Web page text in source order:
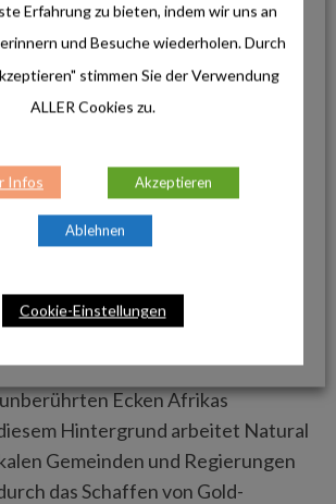
ist eine Kollektion von über 20
Safaricamps und -abenteuern
und Südafrika, deren Ziel es ist,
zum Schutz der afrikanischen
ist stark im afrikanischen
Unternehmens kann Safari-
zum Erhalt und Schutz der
Ecken Afrikas
Hintergrund arbeitet Natural
Gemeinden und Regierungen
das Schaffen von Gold-
Erfahrung zu bieten, indem wir uns an
und Besuche wiederholen. Durch
stimmen Sie der Verwendung
ALLER Cookies zu.
Infos Akzeptieren
Ablehnen
Cookie-Einstellungen